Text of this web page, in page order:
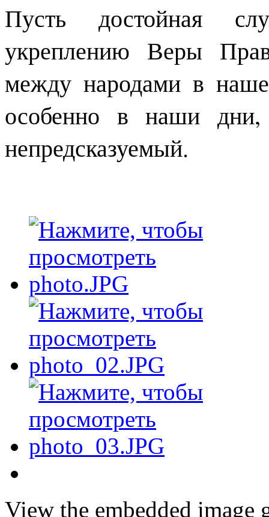
Пусть достойная
укреплению Веры
между народами в
особенно в наши
непредсказуемый.
View the embedded image